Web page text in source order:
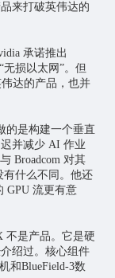
来打破英伟达的
承诺推出
损以太网”。但
达的产品，也并
的是构建一个垂直
并减少 AI 作业
Broadcom 对其
有什么不同。他还
GPU 流更有意
不是产品。它是硬
绍过。核心组件
和BlueField-3数